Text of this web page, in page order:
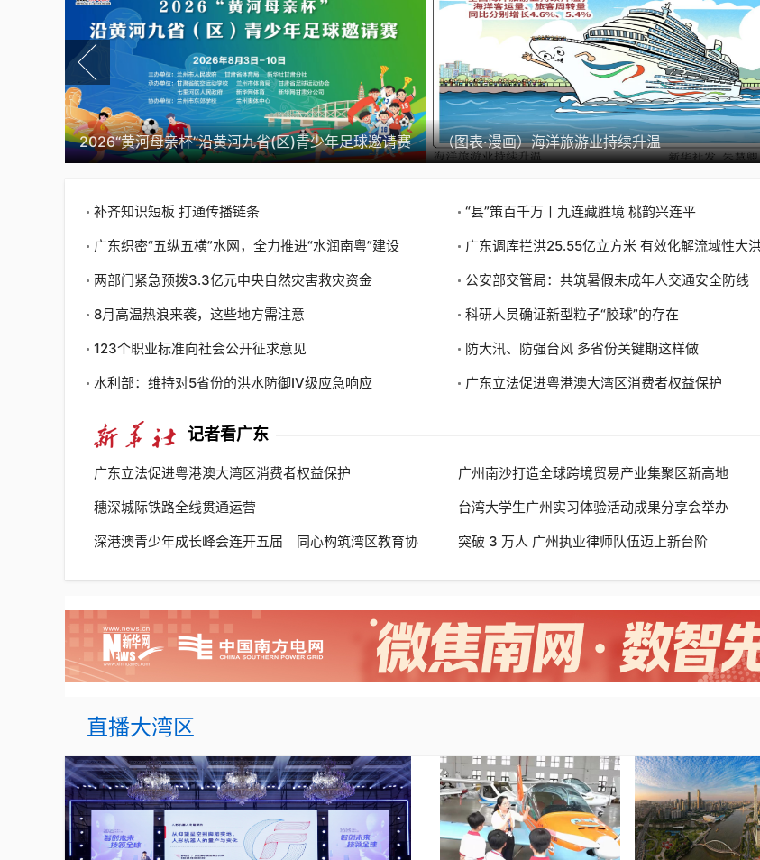
2026“黄河母亲杯”沿黄河九省(区)青少年足球邀请赛 （图表·漫画）海洋旅游业持续升温
补齐知识短板 打通传播链条
“县”策百千万丨九连藏胜境 桃韵兴连平
广东织密“五纵五横”水网，全力推进“水润南粤”建设
广东调库拦洪25.55亿立方米 有效化解流域性大
两部门紧急预拨3.3亿元中央自然灾害救灾资金
公安部交管局：共筑暑假未成年人交通安全防线
8月高温热浪来袭，这些地方需注意
科研人员确证新型粒子“胶球”的存在
123个职业标准向社会公开征求意见
防大汛、防强台风 多省份关键期这样做
水利部：维持对5省份的洪水防御Ⅳ级应急响应
广东立法促进粤港澳大湾区消费者权益保护
记者看广东
广东立法促进粤港澳大湾区消费者权益保护
广州南沙打造全球跨境贸易产业集聚区新高地
穗深城际铁路全线贯通运营
台湾大学生广州实习体验活动成果分享会举办
深港澳青少年成长峰会连开五届 同心构筑湾区教育协
突破 3 万人 广州执业律师队伍迈上新台阶
直播大湾区